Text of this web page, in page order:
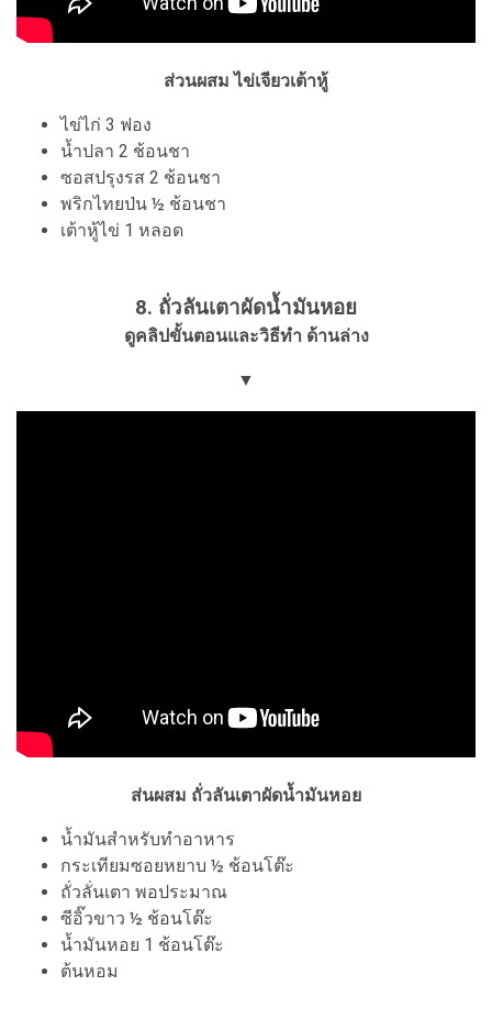
ส่วนผสม ไข่เจียวเต้าหู้
ไข่ไก่ 3 ฟอง
น้ำปลา 2 ช้อนชา
ซอสปรุงรส 2 ช้อนชา
พริกไทยป่น ½ ช้อนชา
เต้าหู้ไข่ 1 หลอด
8. ถั่วลันเตาผัดน้ำมันหอย
ดูคลิปขั้นตอนและวิธีทำ ด้านล่าง
▼
ส่นผสม ถั่วลันเตาผัดน้ำมันหอย
น้ำมันสำหรับทำอาหาร
กระเทียมซอยหยาบ ½ ช้อนโต๊ะ
ถั่วลั่นเตา พอประมาณ
ซีอิ๊วขาว ½ ช้อนโต๊ะ
น้ำมันหอย 1 ช้อนโต๊ะ
ต้นหอม